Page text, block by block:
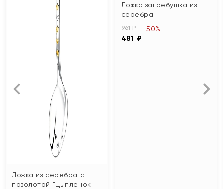
Ложка из серебра с
позолотой "Цыпленок"
Ложка загребушка из
серебра
961 ₽
481 ₽
-50%